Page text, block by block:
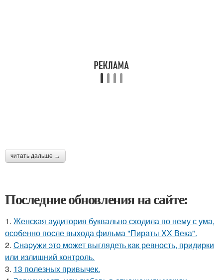
читать дальше →
Последние обновления на сайте:
1. Женская аудитория буквально сходила по нему с ума,
особенно после выхода фильма "Пираты ХХ Века".
2. Cнаpужи это может выглядеть как ревность, придирки
или излишний контроль.
3. 13 полезных привычек.